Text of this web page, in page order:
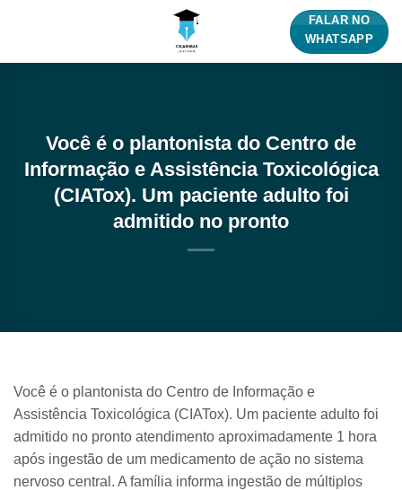
FALAR NO
WHATSAPP
Você é o plantonista do Centro de
Informação e Assistência Toxicológica
(CIATox). Um paciente adulto foi
admitido no pronto
Você é o plantonista do Centro de Informação e
Assistência Toxicológica (CIATox). Um paciente adulto foi
admitido no pronto atendimento aproximadamente 1 hora
após ingestão de um medicamento de ação no sistema
nervoso central. A família informa ingestão de múltiplos